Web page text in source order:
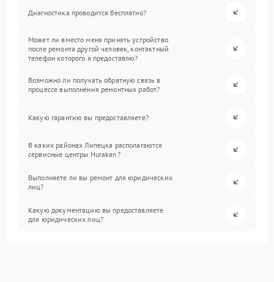
Диагностика проводится бесплатно?
Может ли вместо меня принять устройство
после ремонта другой человек, контактный
телефон которого я предоставлю?
Возможно ли получать обратную связь в
процессе выполнения ремонтных работ?
Какую гарантию вы предоставляете?
В каких районах Липецка располагаются
сервисные центры Hurakan?
Выполняете ли вы ремонт для юридических
лиц?
Какую документацию вы предоставляете
для юридических лиц?